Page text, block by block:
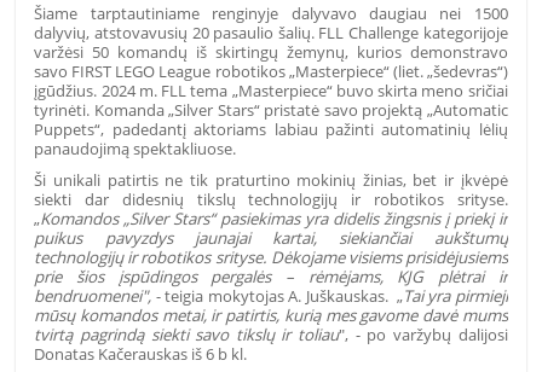
Šiame tarptautiniame renginyje dalyvavo daugiau nei 1500
dalyvių, atstovavusių 20 pasaulio šalių. FLL Challenge kategorijoje
varžėsi 50 komandų iš skirtingų žemynų, kurios demonstravo
savo FIRST LEGO League robotikos „Masterpiece“ (liet. „šedevras“)
įgūdžius. 2024 m. FLL tema „Masterpiece“ buvo skirta meno sričiai
tyrinėti. Komanda „Silver Stars“ pristatė savo projektą „Automatic
Puppets“, padedantį aktoriams labiau pažinti automatinių lėlių
panaudojimą spektakliuose.
Ši unikali patirtis ne tik praturtino mokinių žinias, bet ir įkvėpė
siekti dar didesnių tikslų technologijų ir robotikos srityse.
„Komandos „Silver Stars“ pasiekimas yra didelis žingsnis į priekį ir
puikus pavyzdys jaunajai kartai, siekiančiai aukštumų
technologijų ir robotikos srityse. Dėkojame visiems prisidėjusiems
prie šios įspūdingos pergalės – rėmėjams, KJG plėtrai ir
bendruomenei", - teigia mokytojas A. Juškauskas. „Tai yra pirmieji
mūsų komandos metai, ir patirtis, kurią mes gavome davė mums
tvirtą pagrindą siekti savo tikslų ir toliau", - po varžybų dalijosi
Donatas Kačerauskas iš 6 b kl.